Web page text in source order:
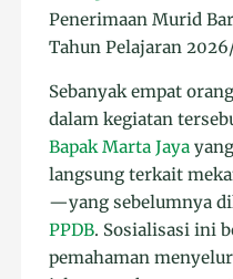
Penerimaan Murid
Tahun Pelajaran
Sebanyak empat
dalam kegiatan
Bapak Marta Jaya
langsung terkait
—yang sebelumnya
PPDB. Sosialisasi ini
pemahaman